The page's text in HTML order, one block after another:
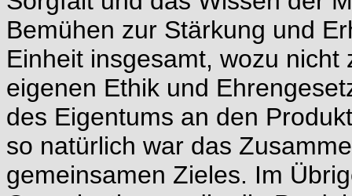
Bemühen zur Stärkung und
Einheit insgesamt, wozu
eigenen Ethik und
des Eigentums an den
so natürlich war das
gemeinsamen Zieles. Im